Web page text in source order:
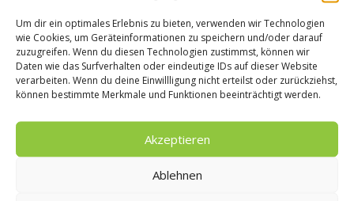
Um dir ein optimales Erlebnis zu bieten, verwenden wir Technologien
wie Cookies, um Geräteinformationen zu speichern und/oder darauf
zuzugreifen. Wenn du diesen Technologien zustimmst, können wir
Daten wie das Surfverhalten oder eindeutige IDs auf dieser Website
verarbeiten. Wenn du deine Einwillligung nicht erteilst oder zurückziehst,
können bestimmte Merkmale und Funktionen beeinträchtigt werden.
Akzeptieren
Ablehnen
eine
– Onno
Getränke
Wer wird
Sommelier